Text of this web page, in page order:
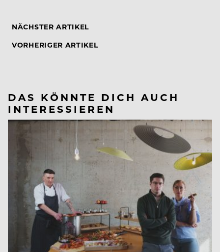
NÄCHSTER ARTIKEL
VORHERIGER ARTIKEL
DAS KÖNNTE DICH AUCH
INTERESSIEREN